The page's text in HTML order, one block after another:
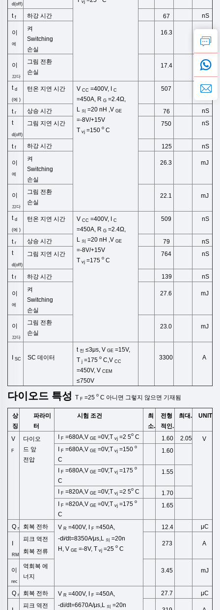
vj
d(off)
tf 하강 시간 67 nS
이
에
켜
Switching
손실
16.3
이
끄다
그림 전환
손실
17.4 mJ
td
(에)
턴온 지연 시간 VCC=400V, IC
=450A, RG=2.4Ω,
L 의=20nH ,VGE
=-8V/+15V
Tvj=150o C
507 nS
tr 상승 시간 76
nS
t
d(off)
그림 지연 시간 750 nS
tf 하강 시간 125 nS
이
에
켜
Switching
손실
26.3 mJ
이
끄다
그림 전환
손실
22.1 mJ
td
(에)
턴온 지연 시간 VCC=400V, IC
=450A, RG=2.4Ω,
L 의=20nH ,VGE
=-8V/+15V
Tvj=175o C
509 nS
tr 상승 시간 79
nS
t
d(off)
그림 지연 시간 764 nS
tf 하강 시간 139 nS
이
에
켜
Switching
손실
27.6 mJ
이
끄다
그림 전환
손실
23.0 mJ
ISC SC 데이터
t 전≤3μs,VGE=15V,
Tj=175o C,VCC
=450V,VCEM
≤750V
3300 A
다이오드 특성 T F =25 o C 아니면 그렇지 않으면 기재됨
상
징
파라미
터
시험 조건
최
소.
전형
적인.
최대. UNIT
V
F
다이오
드 앞
전압
IF=680A,VGE=0V,Tvj=25o C 1.60 2.05
V
IF=680A,VGE=0V,Tvj=150o
C
1.60
IF=680A,VGE=0V,Tvj=175o
C
1.55
IF=820A,VGE=0V,Tvj=25o C
1.70
IF=820A,VGE=0V,Tvj=175o
C
1.65
Q r 회복 전하 V R =400V, I F =450A,
-di⁄dt=8350A⁄μs,L 의=20n
H, V GE =-8V, T vj =25 o C
12.4 μC
I
RM
피크 역전
회복 전류
273 A
이
rec
역회복에
너지
3.45 mJ
Q r 회복 전하 V R =400V, I F =450A,
-di/dt=6670A/μs,L 의=20n
27.7 μC
피크 역전